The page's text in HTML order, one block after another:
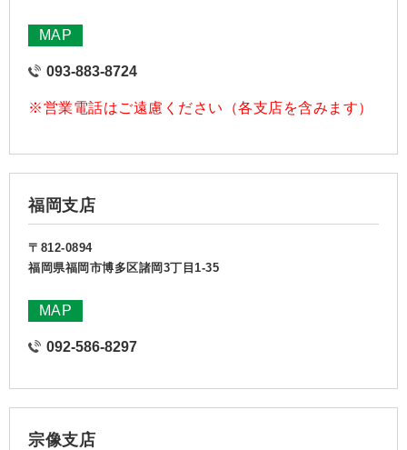
MAP
093-883-8724
※営業電話はご遠慮ください（各支店を含みます）
福岡支店
〒812-0894
福岡県福岡市博多区諸岡3丁目1-35
MAP
092-586-8297
宗像支店